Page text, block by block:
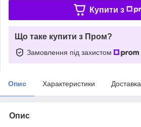
Купити з
Що таке купити з Пром?
Замовлення під захистом
Опис Характеристики Доставка
Опис